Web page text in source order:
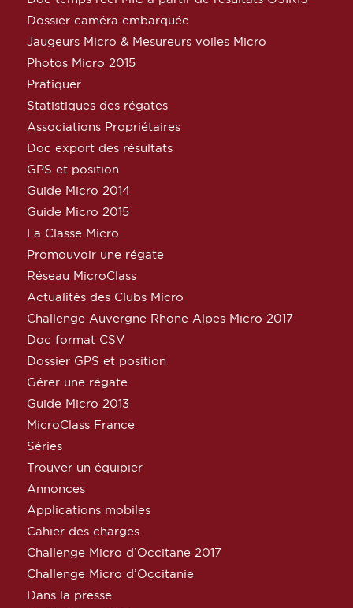
Dossier caméra embarquée
Jaugeurs Micro & Mesureurs voiles Micro
Photos Micro 2015
Pratiquer
Statistiques des régates
Associations Propriétaires
Doc export des résultats
GPS et position
Guide Micro 2014
Guide Micro 2015
La Classe Micro
Promouvoir une régate
Réseau MicroClass
Actualités des Clubs Micro
Challenge Auvergne Rhone Alpes Micro 2017
Doc format CSV
Dossier GPS et position
Gérer une régate
Guide Micro 2013
MicroClass France
Séries
Trouver un équipier
Annonces
Applications mobiles
Cahier des charges
Challenge Micro d’Occitane 2017
Challenge Micro d’Occitanie
Dans la presse